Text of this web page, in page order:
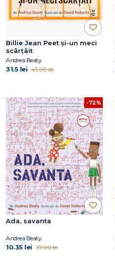
Billie Jean Peet și-un meci
scârțâit
Andrea Beaty
31.5 lei 45.00 lei
-72%
Ada, savanta
Andrea Beaty
10.35 lei 37.00 lei